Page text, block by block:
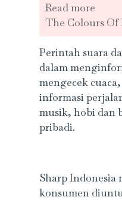
Read more
The Colours Of
Perintah suara
dalam
mengecek
informasi
musik, hobi dan
pribadi.
Sharp Indonesia
konsumen